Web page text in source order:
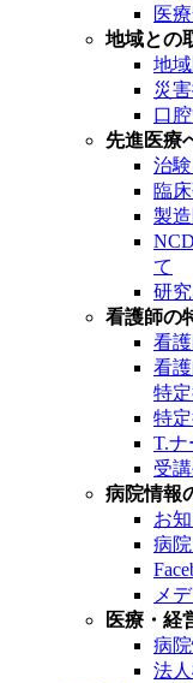
医
地域との
地
災
口
先進医療
治
臨
製
て
研
看護師の
看
看
特
特
T.ナ
受
病院情報
お
病
メ
医療・経
病
法